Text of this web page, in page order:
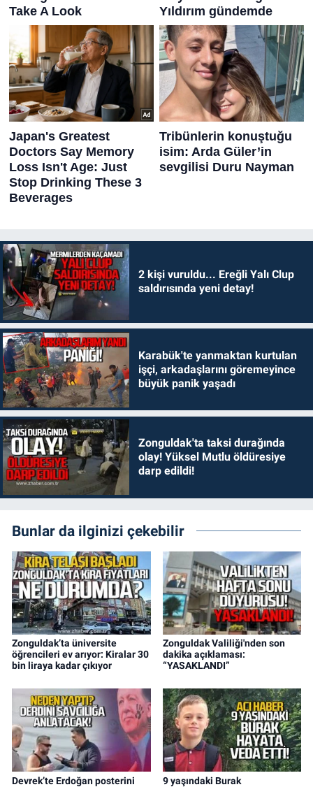
2 kişi vuruldu... Ereğli Yalı Clup
saldırısında yeni detay!
Karabük'te yanmaktan kurtulan
işçi, arkadaşlarını göremeyince
büyük panik yaşadı
Zonguldak'ta taksi durağında
olay! Yüksel Mutlu öldüresiye
darp edildi!
Bunlar da ilginizi çekebilir
Zonguldak’ta üniversite
öğrencileri ev arıyor: Kiralar 30
bin liraya kadar çıkıyor
Zonguldak Valiliği'nden son
dakika açıklaması:
“YASAKLANDI”
Devrek’te Erdoğan posterini
9 yaşındaki Burak